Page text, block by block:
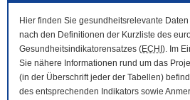
Hier finden Sie gesundheitsrelevante
nach den Definitionen der Kurzliste des
Gesundheitsindikatorensatzes (ECHI ). Im
Sie nähere Informationen rund um das
(in der Überschrift jeder der Tabellen)
des entsprechenden Indikators sowie